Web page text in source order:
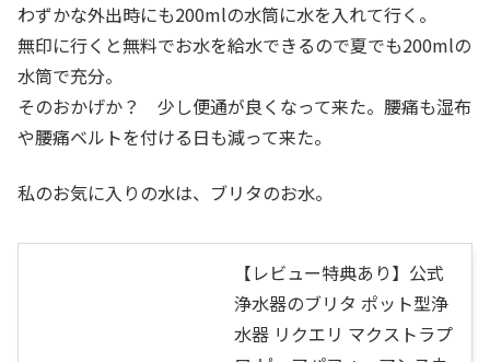
わずかな外出時にも200mlの水筒に水を入れて行く。
無印に行くと無料でお水を給水できるので夏でも200mlの
水筒で充分。
そのおかげか？ 少し便通が良くなって来た。腰痛も湿布
や腰痛ベルトを付ける日も減って来た。
私のお気に入りの水は、ブリタのお水。
【レビュー特典あり】公式
浄水器のブリタ ポット型浄
水器 リクエリ マクストラプ